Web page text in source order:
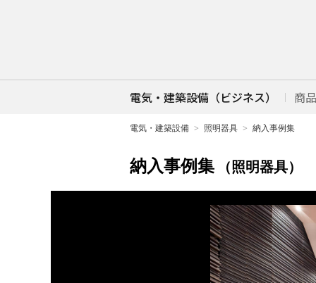
電気・建築設備（ビジネス） 商
電気・建築設備 照明器具 納入事例集
納入事例集 （照明器具）